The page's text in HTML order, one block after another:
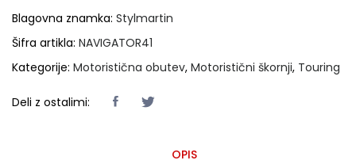
Blagovna znamka: Stylmartin
Šifra artikla: NAVIGATOR41
Kategorije: Motoristična obutev, Motoristični škornji, Touring
Deli z ostalimi:
OPIS